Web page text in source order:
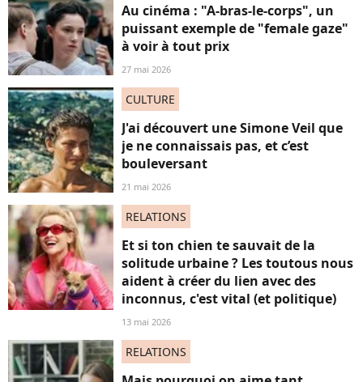
Au cinéma : "A-bras-le-corps", un
puissant exemple de "female gaze"
à voir à tout prix
27 mai 2026
CULTURE
J'ai découvert une Simone Veil que
je ne connaissais pas, et c’est
bouleversant
21 mai 2026
RELATIONS
Et si ton chien te sauvait de la
solitude urbaine ? Les toutous nous
aident à créer du lien avec des
inconnus, c'est vital (et politique)
13 mai 2026
RELATIONS